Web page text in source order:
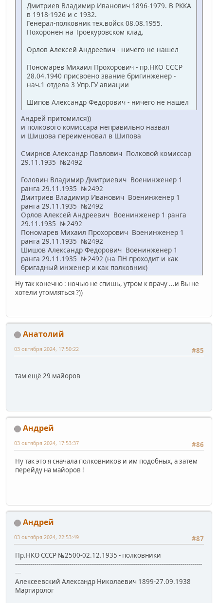
Дмитриев Владимир Иванович 1896-1979. В РККА
в 1918-1926 и с 1932.
Генерал-полковник тех.войск 08.08.1955.
Похоронен на Троекуровском клад.
Орлов Алексей Андреевич - ничего не нашел
Пономарев Михаил Прохорович - пр.НКО СССР
28.04.1940 присвоено звание бригинженер -
нач.1 отдела 3 Упр.ГУ авиации
Шипов Александр Федорович - ничего не нашел
Андрей притомился))
и полкового комиссара неправильно назвал
и Шишова переименовал в Шипова
Смирнов Александр Павлович Полковой комиссар
29.11.1935 №2492
Головин Владимир Дмитриевич Военинженер 1
ранга 29.11.1935 №2492
Дмитриев Владимир Иванович Военинженер 1
ранга 29.11.1935 №2492
Орлов Алексей Андреевич Военинженер 1 ранга
29.11.1935 №2492
Пономарев Михаил Прохорович Военинженер 1
ранга 29.11.1935 №2492
Шишов Александр Федорович Военинженер 1
ранга 29.11.1935 №2492 (на ПН проходит и как
бригадный инженер и как полковник)
Ну так конечно : ночью не спишь, утром к врачу ...и Вы не
хотели утомляться ?))
Анатолий
#85
03 октября 2024, 17:50:22
там ещё 29 майоров
Андрей
#86
03 октября 2024, 17:53:37
Ну так это я сначала полковников и им подобных, а затем
перейду на майоров !
Андрей
#87
03 октября 2024, 22:53:49
Пр.НКО СССР №2500-02.12.1935 - полковники
------------------------------------------------------------------------------------------------
---
Алексеевский Александр Николаевич 1899-27.09.1938
Мартиролог